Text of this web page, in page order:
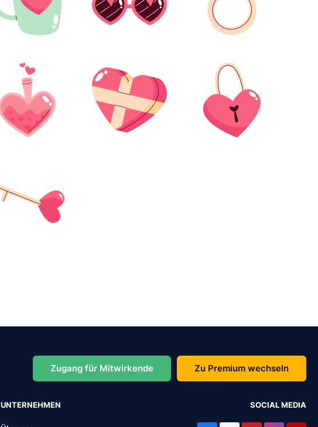
Zugang für Mitwirkende Zu Premium wechseln
UNTERNEHMEN SOCIAL MEDIA